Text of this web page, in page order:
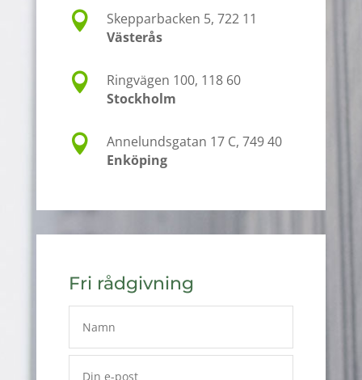

Skepparbacken 5, 722 11
Västerås

Ringvägen 100, 118 60
Stockholm

Annelundsgatan 17 C, 749 40
Enköping
Fri rådgivning